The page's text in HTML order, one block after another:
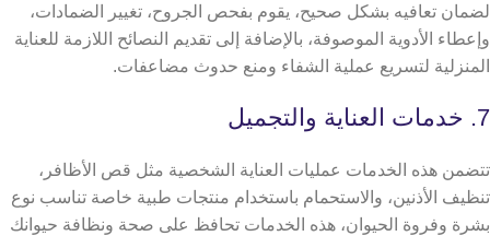
لضمان تعافيه بشكل صحيح، يقوم بفحص الجروح، تغيير الضمادات،
وإعطاء الأدوية الموصوفة، بالإضافة إلى تقديم النصائح اللازمة للعناية
المنزلية لتسريع عملية الشفاء ومنع حدوث مضاعفات.
7. خدمات العناية والتجميل
تتضمن هذه الخدمات عمليات العناية الشخصية مثل قص الأظافر،
تنظيف الأذنين، والاستحمام باستخدام منتجات طبية خاصة تناسب نوع
بشرة وفروة الحيوان، هذه الخدمات تحافظ على صحة ونظافة حيوانك